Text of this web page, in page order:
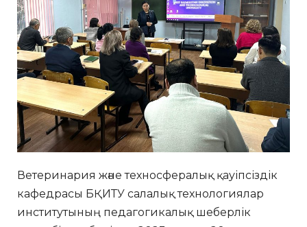
Ветеринария және техносфералық қауіпсіздік
кафедрасы БҚИТУ салалық технологиялар
институтының педагогикалық шеберлік